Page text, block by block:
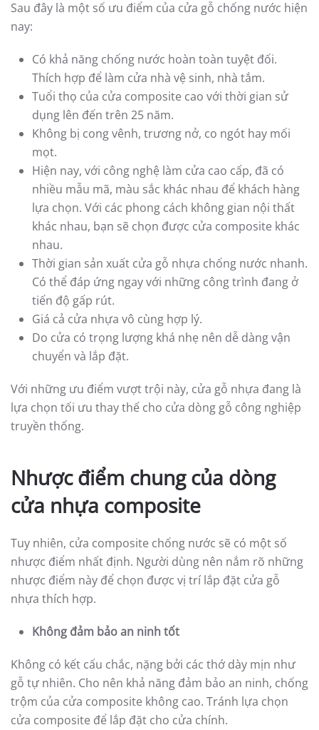
Sau đây là một số ưu điểm của cửa gỗ chống nước hiện
nay:
Có khả năng chống nước hoàn toàn tuyệt đối.
Thích hợp để làm cửa nhà vệ sinh, nhà tắm.
Tuổi thọ của cửa composite cao với thời gian sử
dụng lên đến trên 25 năm.
Không bị cong vênh, trương nở, co ngót hay mối
mọt.
Hiện nay, với công nghệ làm cửa cao cấp, đã có
nhiều mẫu mã, màu sắc khác nhau để khách hàng
lựa chọn. Với các phong cách không gian nội thất
khác nhau, bạn sẽ chọn được cửa composite khác
nhau.
Thời gian sản xuất cửa gỗ nhựa chống nước nhanh.
Có thể đáp ứng ngay với những công trình đang ở
tiến độ gấp rút.
Giá cả cửa nhựa vô cùng hợp lý.
Do cửa có trọng lượng khá nhẹ nên dễ dàng vận
chuyển và lắp đặt.
Với những ưu điểm vượt trội này, cửa gỗ nhựa đang là
lựa chọn tối ưu thay thế cho cửa dòng gỗ công nghiệp
truyền thống.
Nhược điểm chung của dòng
cửa nhựa composite
Tuy nhiên, cửa composite chống nước sẽ có một số
nhược điểm nhất định. Người dùng nên nắm rõ những
nhược điểm này để chọn được vị trí lắp đặt cửa gỗ
nhựa thích hợp.
Không đảm bảo an ninh tốt
Không có kết cấu chắc, nặng bởi các thớ dày mịn như
gỗ tự nhiên. Cho nên khả năng đảm bảo an ninh, chống
trộm của cửa composite không cao. Tránh lựa chọn
cửa composite để lắp đặt cho cửa chính.